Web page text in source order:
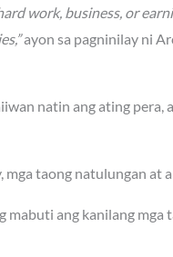
work, business, or
ayon sa pagninilay ni
natin ang ating pera,
taong natulungan at
ang kanilang